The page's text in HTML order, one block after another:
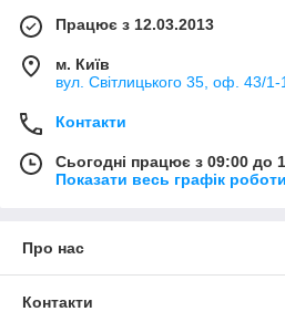
Працює з 12.03.2013
м. Київ
вул. Світлицького 35, оф. 43/1-
Контакти
Сьогодні працює з 09:00 до
Показати весь графік роботи
Про нас
Контакти